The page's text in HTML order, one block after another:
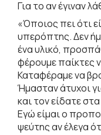
Για το αν έγιναν
«Όποιος πει ότι
υπερόπτης. Δεν
ένα υλικό,
φέρουμε παίκτες
Καταφέραμε να
Ήμασταν άτυχοι
και τον είδατε
Εγώ είμαι ο
ψεύτης αν έλεγα